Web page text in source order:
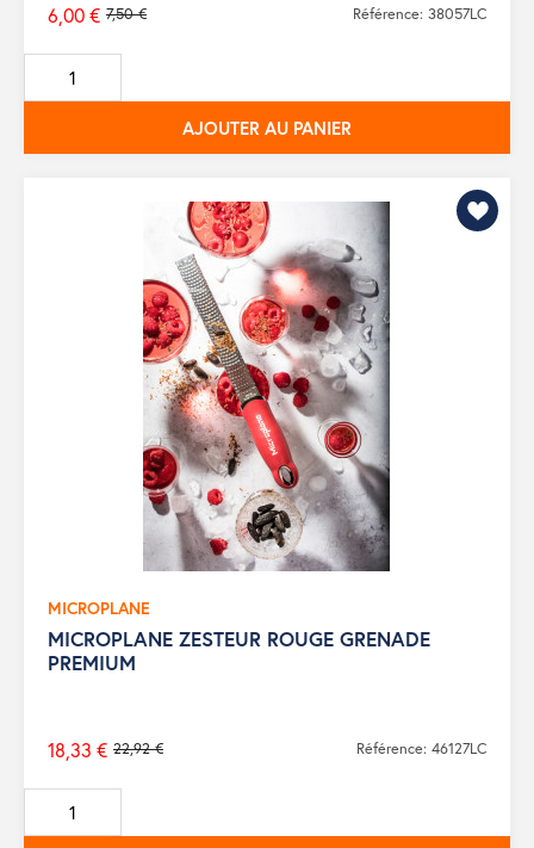
Prix
de
base
7,50 €
6,00 € Référence: 38057LC
AJOUTER AU PANIER
MICROPLANE
MICROPLANE ZESTEUR ROUGE GRENADE
PREMIUM
Prix
de
base
22,92 €
18,33 € Référence: 46127LC